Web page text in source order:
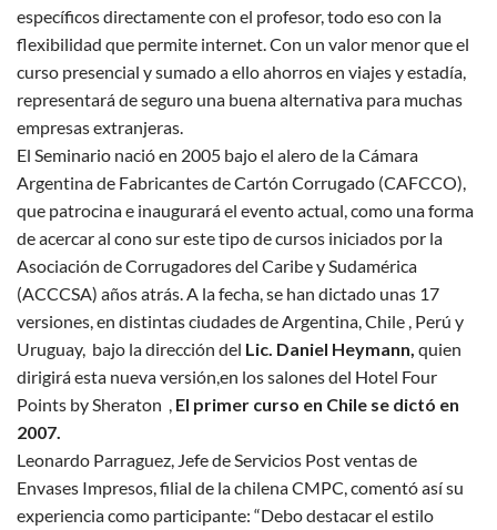
específicos directamente con el profesor, todo eso con la
flexibilidad que permite internet. Con un valor menor que el
curso presencial y sumado a ello ahorros en viajes y estadía,
representará de seguro una buena alternativa para muchas
empresas extranjeras.
El Seminario nació en 2005 bajo el alero de la Cámara
Argentina de Fabricantes de Cartón Corrugado (CAFCCO),
que patrocina e inaugurará el evento actual, como una forma
de acercar al cono sur este tipo de cursos iniciados por la
Asociación de Corrugadores del Caribe y Sudamérica
(ACCCSA) años atrás. A la fecha, se han dictado unas 17
versiones, en distintas ciudades de Argentina, Chile , Perú y
Uruguay, bajo la dirección del Lic. Daniel Heymann, quien
dirigirá esta nueva versión,en los salones del Hotel Four
Points by Sheraton , El primer curso en Chile se dictó en
2007.
Leonardo Parraguez, Jefe de Servicios Post ventas de
Envases Impresos, filial de la chilena CMPC, comentó así su
experiencia como participante: “Debo destacar el estilo